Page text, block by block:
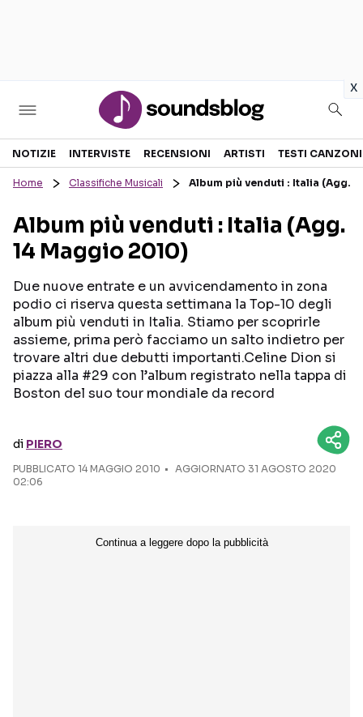
x
Sezioni
RECENSIONI MUSICALI
INTERVISTE
GOSSIP E CURIOSITÀ
TESTI CANZONI
TALENT SHOW
Seguici sui social
NOTIZIE INTERVISTE RECENSIONI ARTISTI TESTI CANZONI
Home Classifiche Musicali Album più venduti : Italia (Agg.
Album più venduti : Italia (Agg.
14 Maggio 2010)
Due nuove entrate e un avvicendamento in zona
podio ci riserva questa settimana la Top-10 degli
album più venduti in Italia. Stiamo per scoprirle
assieme, prima però facciamo un salto indietro per
trovare altri due debutti importanti.Celine Dion si
piazza alla #29 con l’album registrato nella tappa di
Boston del suo tour mondiale da record
di PIERO
PUBBLICATO 14 MAGGIO 2010
AGGIORNATO 31 AGOSTO 2020
02:06